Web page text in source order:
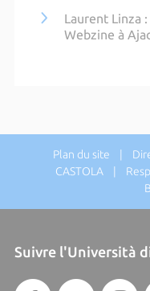
Laurent Linza
Webzine à
Plan du site |
CASTOLA |
Suivre l'Università